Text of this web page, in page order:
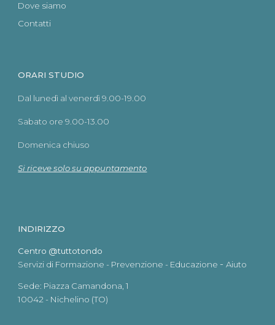
Dove siamo
Contatti
ORARI STUDIO
Dal lunedì al venerdì 9.00-19.00
Sabato ore 9.00-13.00
Domenica chiuso
Si riceve solo su appuntamento
INDIRIZZO
Centro @tuttotondo
Servizi di Formazione - Prevenzione - Educazione -Aiuto
Sede: Piazza Camandona, 1
10042 - Nichelino (TO)